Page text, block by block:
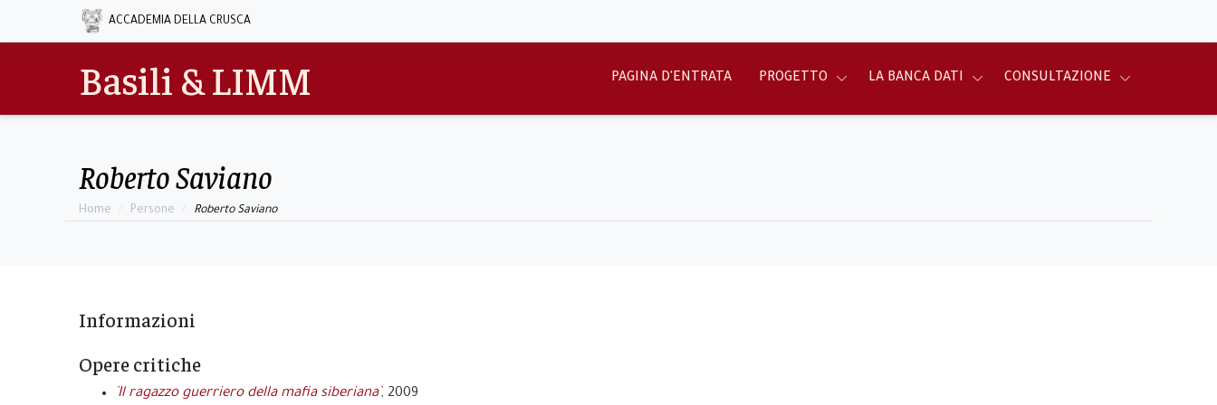
ACCADEMIA DELLA CRUSCA
Basili & LIMM PAGINA D'ENTRATA PROGETTO LA BANCA DATI CONSULTAZIONE
Roberto Saviano
Home Persone Roberto Saviano
Informazioni
Opere critiche
`Il ragazzo guerriero della mafia siberiana`, 2009